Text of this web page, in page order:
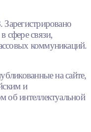
сфере связи,
коммуникаций.
на сайте,
и
об интеллектуальной